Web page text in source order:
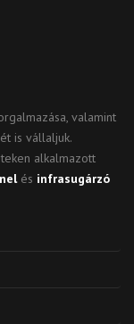
valamint
is vállaljuk.
alkalmazott
és infrasugárzó